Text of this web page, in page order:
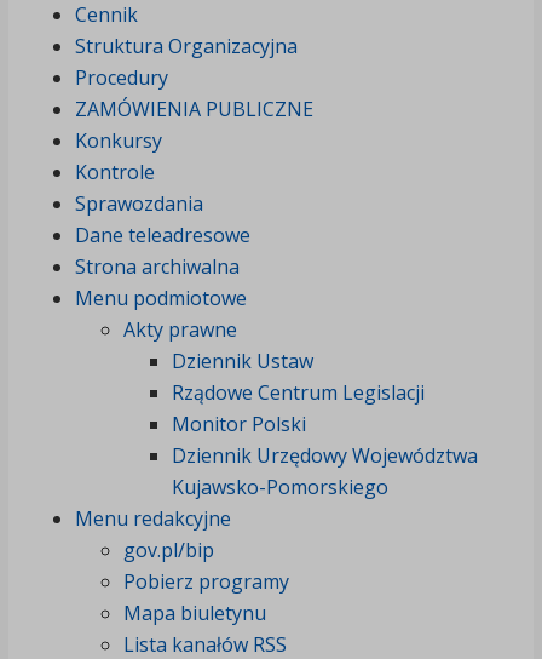
Cennik
Struktura Organizacyjna
Procedury
ZAMÓWIENIA PUBLICZNE
Konkursy
Kontrole
Sprawozdania
Dane teleadresowe
Strona archiwalna
Menu podmiotowe
Akty prawne
Dziennik Ustaw
Rządowe Centrum Legislacji
Monitor Polski
Dziennik Urzędowy Województwa
Kujawsko-Pomorskiego
Menu redakcyjne
gov.pl/bip
Pobierz programy
Mapa biuletynu
Lista kanałów RSS